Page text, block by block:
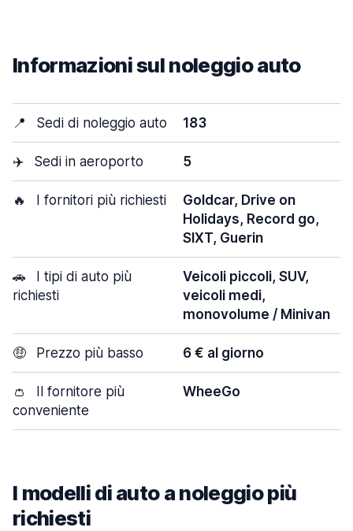
Informazioni sul noleggio auto
📍 Sedi di noleggio auto 183
✈️ Sedi in aeroporto 5
🔥 I fornitori più richiesti
Goldcar, Drive on
Holidays, Record go,
SIXT, Guerin
🚗
I tipi di auto più
richiesti
Veicoli piccoli, SUV,
veicoli medi,
monovolume / Minivan
🤑 Prezzo più basso 6 € al giorno
👛
Il fornitore più
conveniente
WheeGo
I modelli di auto a noleggio più
richiesti